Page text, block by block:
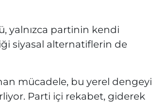
yalnızca partinin kendi
siyasal alternatiflerin de
mücadele, bu yerel dengeyi
Parti içi rekabet, giderek